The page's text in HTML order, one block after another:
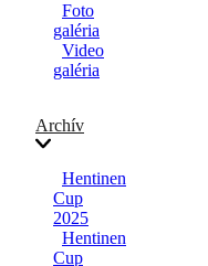
Foto
galéria
Video
galéria
Archív
Hentinen
Cup
2025
Hentinen
Cup